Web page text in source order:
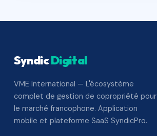
SyndicDigital
VME International — L'écosystème
complet de gestion de copropriété pour
le marché francophone. Application
mobile et plateforme SaaS SyndicPro.